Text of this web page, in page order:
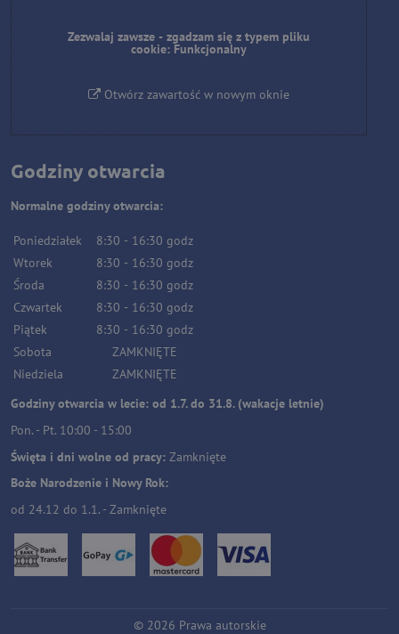
Zezwalaj zawsze - zgadzam się z typem pliku
cookie: Funkcjonalny
Otwórz zawartość w nowym oknie
Godziny otwarcia
Normalne godziny otwarcia:
Poniedziałek 8:30 - 16:30 godz
Wtorek
8:30 - 16:30 godz
Środa
8:30 - 16:30 godz
Czwartek
8:30 - 16:30 godz
Piątek
8:30 - 16:30 godz
Sobota
ZAMKNIĘTE
Niedziela
ZAMKNIĘTE
Godziny otwarcia w lecie: od 1.7. do 31.8. (wakacje letnie)
Pon. - Pt. 10:00 - 15:00
Święta i dni wolne od pracy: Zamknięte
Boże Narodzenie i Nowy Rok:
od 24.12 do 1.1. - Zamknięte
© 2026 Prawa autorskie